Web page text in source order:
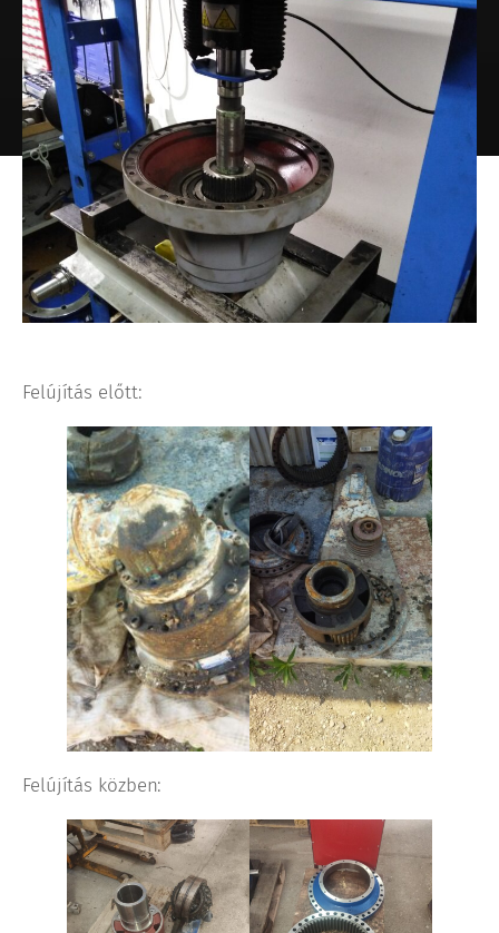
Felújítás előtt:
Felújítás közben: